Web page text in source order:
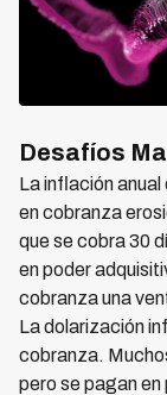
Desafíos
La inflación
en cobranza
que se cobra 30
en poder
cobranza una
La dolarización
cobranza.
pero se pagan en